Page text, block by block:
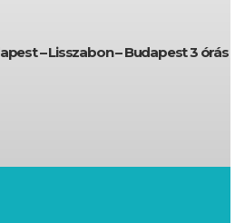
– Lisszabon – Budapest 3 órás